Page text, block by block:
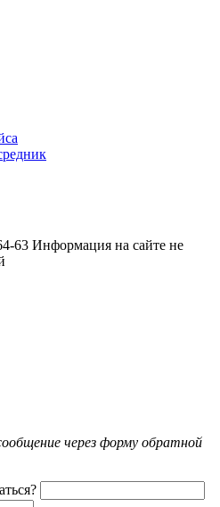
63 Информация на сайте не
через форму обратной